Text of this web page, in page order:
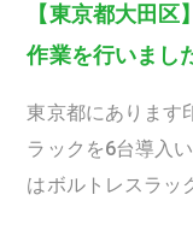
【東京都大田
作業を行いまし
東京都にあります
ラックを6台導入
はボルトレスラッ